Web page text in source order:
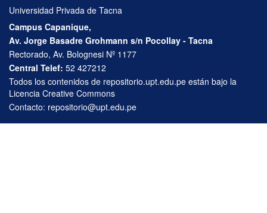
Universidad Privada de Tacna
Campus Capanique,
Av. Jorge Basadre Grohmann s/n Pocollay - Tacna
Rectorado, Av. Bolognesi Nº 1177
Central Telef: 52 427212
Todos los contenidos de repositorio.upt.edu.pe están bajo la
Licencia Creative Commons
Contacto: repositorio@upt.edu.pe